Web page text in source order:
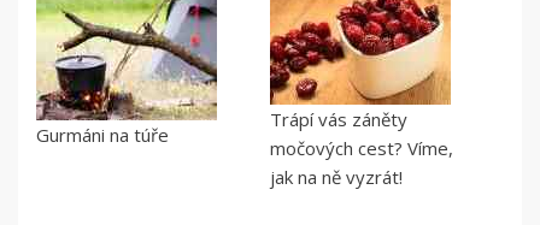
Gurmáni na túře
Trápí vás záněty
močových cest? Víme,
jak na ně vyzrát!